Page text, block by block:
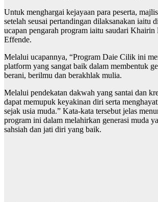
Untuk menghargai kejayaan para peserta,
setelah seusai pertandingan dilaksanakan iaitu
ucapan pengarah program iaitu saudari
Effende.
Melalui ucapannya, “Program Daie Cilik ini
platform yang sangat baik dalam membentuk
berani, berilmu dan berakhlak mulia.
Melalui pendekatan dakwah yang santai dan
dapat memupuk keyakinan diri serta
sejak usia muda.” Kata-kata tersebut jelas
program ini dalam melahirkan generasi muda
sahsiah dan jati diri yang baik.